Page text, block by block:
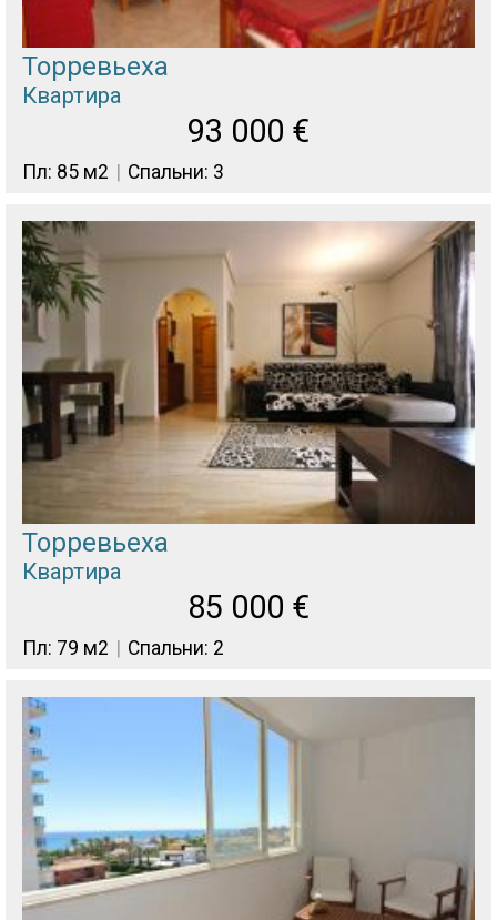
Торревьеха
Квартира
93 000 €
Пл: 85 м2 Спальни: 3
Торревьеха
Квартира
85 000 €
Пл: 79 м2 Спальни: 2